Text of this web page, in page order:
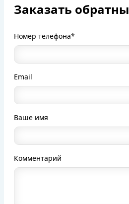
Заказать
Номер телефона*
Email
Ваше имя
Комментарий